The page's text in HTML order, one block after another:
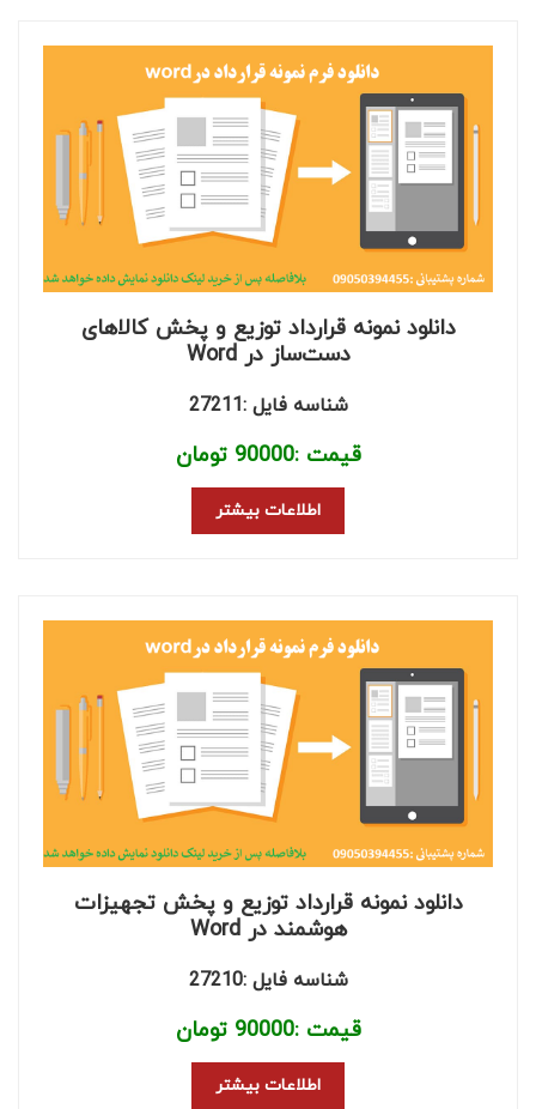
دانلود نمونه قرارداد توزیع و پخش کالاهای
دست‌ساز در Word
شناسه فایل :27211
قیمت :90000 تومان
اطلاعات بیشتر
دانلود نمونه قرارداد توزیع و پخش تجهیزات
هوشمند در Word
شناسه فایل :27210
قیمت :90000 تومان
اطلاعات بیشتر